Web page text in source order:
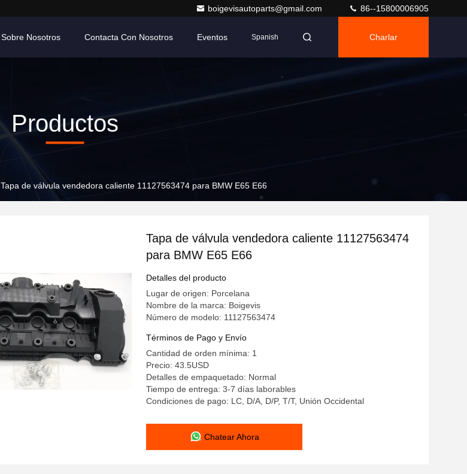
boigevisautoparts@gmail.com 86--15800006905
Sobre Nosotros Contacta Con Nosotros Eventos Spanish Charlar
Productos
Tapa de válvula vendedora caliente 11127563474 para BMW E65 E66
Tapa de válvula vendedora caliente 11127563474
para BMW E65 E66
Detalles del producto
Lugar de origen: Porcelana
Nombre de la marca: Boigevis
Número de modelo: 11127563474
Términos de Pago y Envío
Cantidad de orden mínima: 1
Precio: 43.5USD
Detalles de empaquetado: Normal
Tiempo de entrega: 3-7 días laborables
Condiciones de pago: LC, D/A, D/P, T/T, Unión Occidental
Chatear Ahora